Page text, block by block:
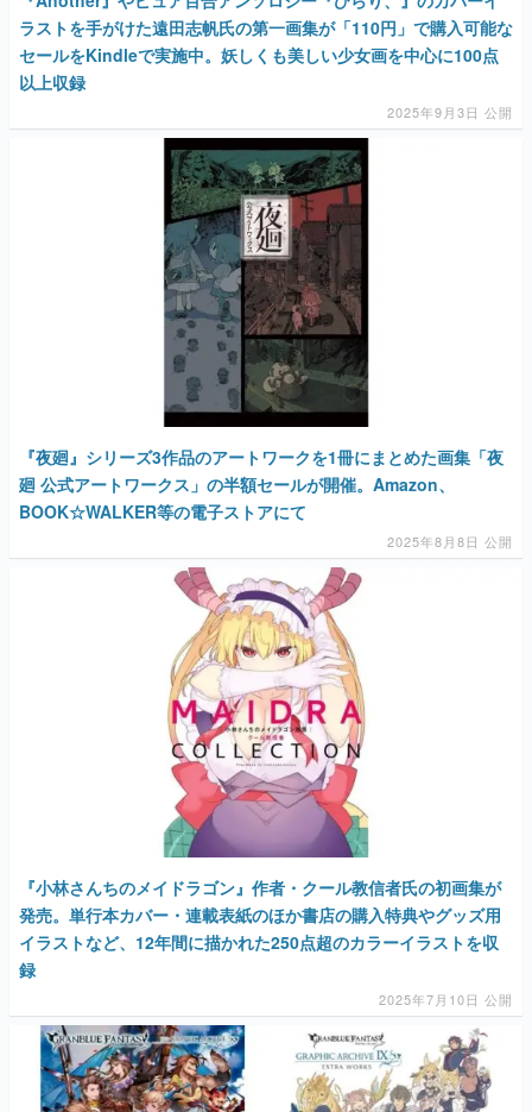
ラストを手がけた遠田志帆氏の第一画集が「110円」で購入可能な
セールをKindleで実施中。妖しくも美しい少女画を中心に100点
以上収録
2025年9月3日 公開
『夜廻』シリーズ3作品のアートワークを1冊にまとめた画集「夜
廻 公式アートワークス」の半額セールが開催。Amazon、
BOOK☆WALKER等の電子ストアにて
2025年8月8日 公開
『小林さんちのメイドラゴン』作者・クール教信者氏の初画集が
発売。単行本カバー・連載表紙のほか書店の購入特典やグッズ用
イラストなど、12年間に描かれた250点超のカラーイラストを収
録
2025年7月10日 公開